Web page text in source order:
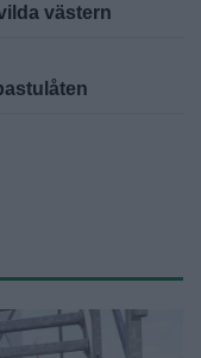
västern